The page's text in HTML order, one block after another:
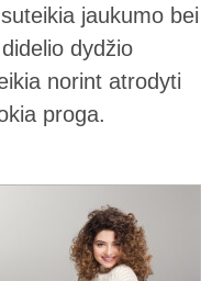
jaukumo bei
dydžio
norint atrodyti
proga.